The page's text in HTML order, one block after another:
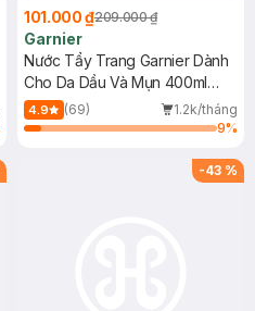
101.000 ₫209.000 ₫
Garnier
Nước Tẩy Trang Garnier Dành
Cho Da Dầu Và Mụn 400ml
(Mới)
4.9 (69)
1.2k/tháng
9%
-43 %